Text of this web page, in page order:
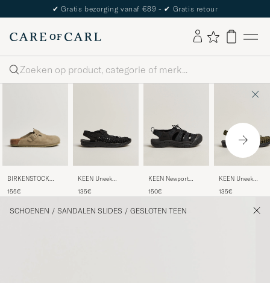
✔ Gratis bezorging vanaf €89 - ✔ Gratis retour
Zoeken
BIRKENSTOCK
Footbed Faded
155€
KEEN Uneek
Black
135€
KEEN Newport
150€
KEEN Uneek
Dark Olive
135€
SCHOENEN / SANDALEN SLIDES / GESLOTEN TEEN